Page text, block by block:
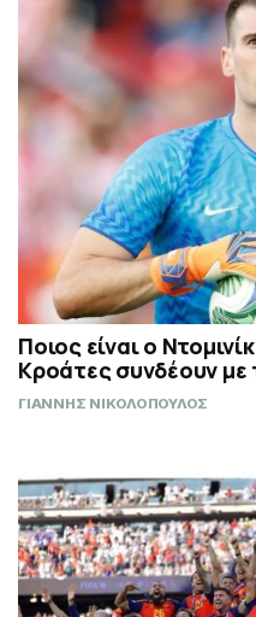
Ποιος είναι ο
Κροάτες συνδέουν
ΓΙΑΝΝΗΣ ΝΙΚΟΛΟΠΟΥΛΟΣ